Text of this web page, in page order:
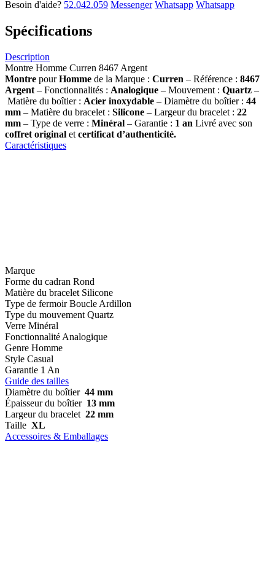
Besoin d'aide? 52.042.059 Messenger Whatsapp Whatsapp
Spécifications
Description
Montre Homme Curren 8467 Argent
Montre pourHomme de la Marque : Curren – Référence : 8467
Argent – Fonctionnalités : Analogique – Mouvement : Quartz –
Matière du boîtier : Acier inoxydable – Diamètre du boîtier : 44
mm – Matière du bracelet : Silicone – Largeur du bracelet : 22
mm – Type de verre : Minéral – Garantie : 1 an Livré avec son
coffret original et certificat d’authenticité.
Caractéristiques
Marque
Forme du cadran Rond
Matière du bracelet Silicone
Type de fermoir Boucle Ardillon
Type du mouvement Quartz
Verre Minéral
Fonctionnalité Analogique
Genre Homme
Style Casual
Garantie 1 An
Guide des tailles
Diamètre du boîtier 44 mm
Épaisseur du boîtier 13 mm
Largeur du bracelet 22 mm
Taille XL
Accessoires & Emballages